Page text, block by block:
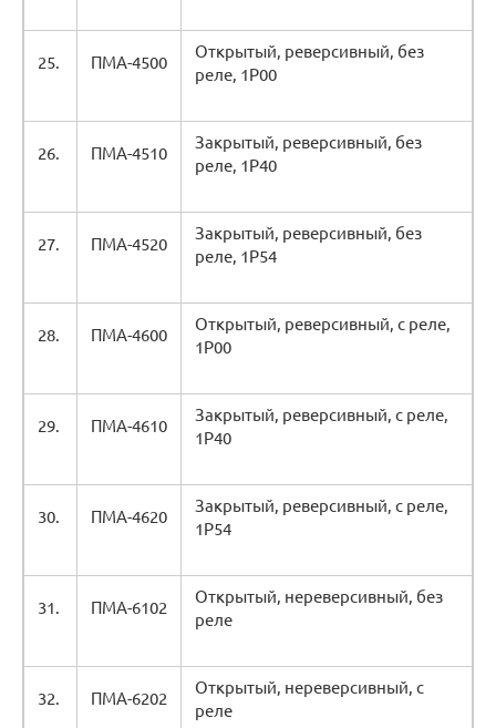
25. ПМА-4500
Открытый, реверсивный, без
реле, 1Р00
26. ПМА-4510
Закрытый, реверсивный, без
реле, 1Р40
27. ПМА-4520
Закрытый, реверсивный, без
реле, 1Р54
28. ПМА-4600
Открытый, реверсивный, с реле,
1Р00
29. ПМА-4610
Закрытый, реверсивный, с реле,
1Р40
30. ПМА-4620
Закрытый, реверсивный, с реле,
1Р54
31. ПМА-6102
Открытый, нереверсивный, без
реле
32. ПМА-6202
Открытый, нереверсивный, с
реле